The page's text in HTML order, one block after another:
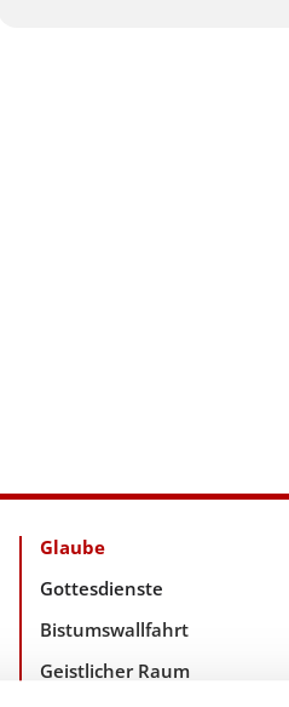
Glaube
Gottesdienste
Bistumswallfahrt
Geistlicher Raum